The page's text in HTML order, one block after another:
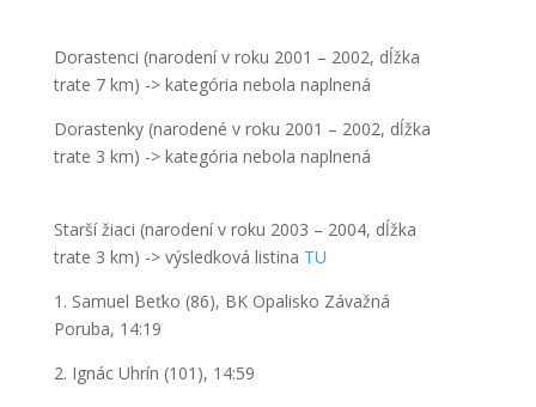
Dorastenci (narodení v roku 2001 – 2002, dĺžka
trate 7km) -> kategória nebola naplnená
Dorastenky (narodené v roku 2001 – 2002, dĺžka
trate 3 km) -> kategória nebola naplnená
Starší žiaci (narodení v roku 2003 – 2004, dĺžka
trate 3 km) -> výsledková listina TU
1. Samuel Beťko (86), BK Opalisko Závažná
Poruba, 14:19
2. Ignác Uhrín (101), 14:59